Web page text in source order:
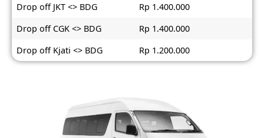
Drop off JKT <> BDG
Rp 1.400.000
Drop off CGK <> BDG
Rp 1.400.000
Drop off Kjati <> BDG
Rp 1.200.000